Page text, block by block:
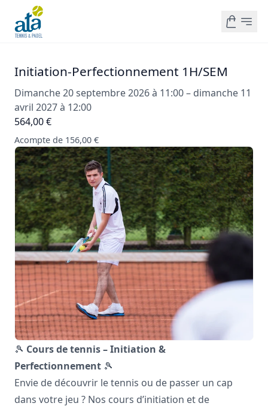
Initiation-Perfectionnement 1H/SEM
Dimanche 20 septembre 2026 à 11:00 – dimanche 11
avril 2027 à 12:00
564,00 €
Acompte de 156,00 €
🎾 Cours de tennis – Initiation &
Perfectionnement 🎾
Envie de découvrir le tennis ou de passer un cap
dans votre jeu ? Nos cours d’initiation et de